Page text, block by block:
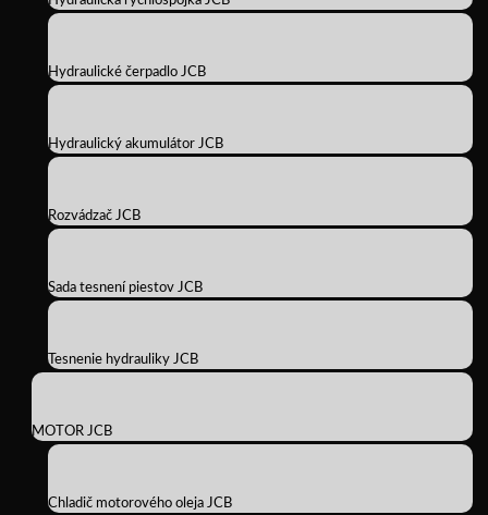
Hydraulické čerpadlo JCB
Hydraulický akumulátor JCB
Rozvádzač JCB
Sada tesnení piestov JCB
Tesnenie hydrauliky JCB
MOTOR JCB
Chladič motorového oleja JCB